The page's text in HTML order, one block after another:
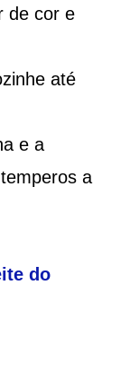
de cor e
até
e a
a
do